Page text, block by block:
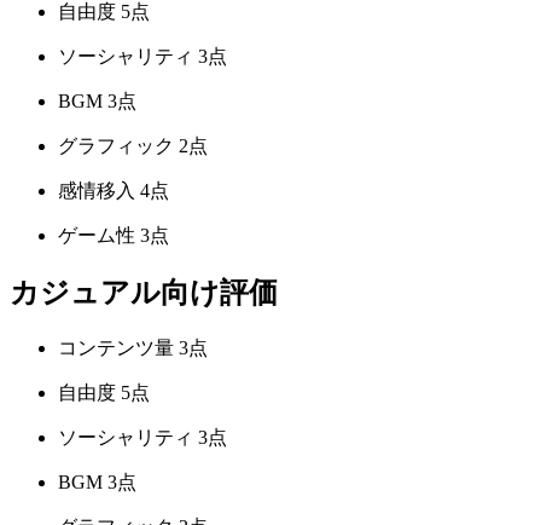
自由度 5点
ソーシャリティ 3点
BGM 3点
グラフィック 2点
感情移入 4点
ゲーム性 3点
カジュアル向け評価
コンテンツ量 3点
自由度 5点
ソーシャリティ 3点
BGM 3点